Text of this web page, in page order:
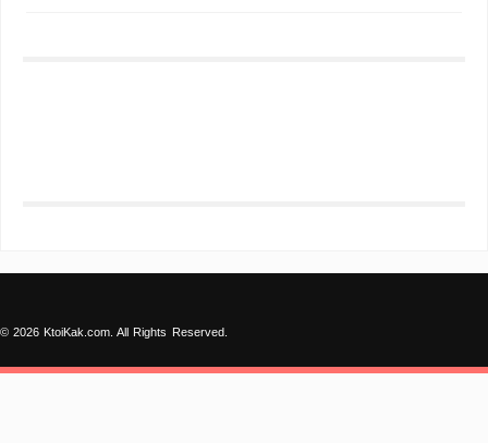
© 2026 KtoiKak.com. All Rights Reserved.